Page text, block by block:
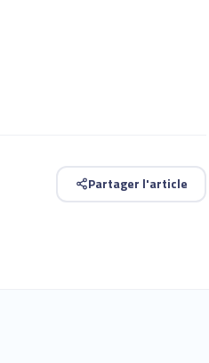
Partager l'article